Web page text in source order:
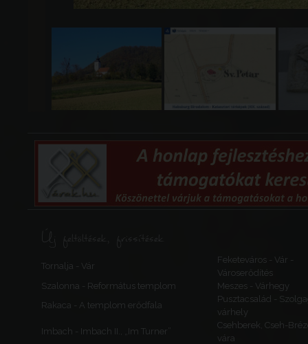
Új feltöltések, frissítések
Tornalja - Vár
Feketeváros - Vár -
Városerődítés
Szalonna - Református templom
Meszes - Várhegy
Rakaca - A templom erődfala
Pusztacsalád -
várhely
Imbach - Imbach II., „Im Turner”
Csehberek, Cseh-
vára